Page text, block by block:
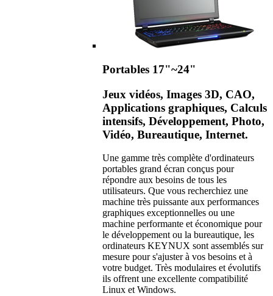
Portables 17"~24"
Jeux vidéos, Images 3D, CAO,
Applications graphiques, Calculs
intensifs, Développement, Photo,
Vidéo, Bureautique, Internet.
Une gamme très complète d'ordinateurs
portables grand écran conçus pour
répondre aux besoins de tous les
utilisateurs. Que vous recherchiez une
machine très puissante aux performances
graphiques exceptionnelles ou une
machine performante et économique pour
le développement ou la bureautique, les
ordinateurs KEYNUX sont assemblés sur
mesure pour s'ajuster à vos besoins et à
votre budget. Très modulaires et évolutifs
ils offrent une excellente compatibilité
Linux et Windows.